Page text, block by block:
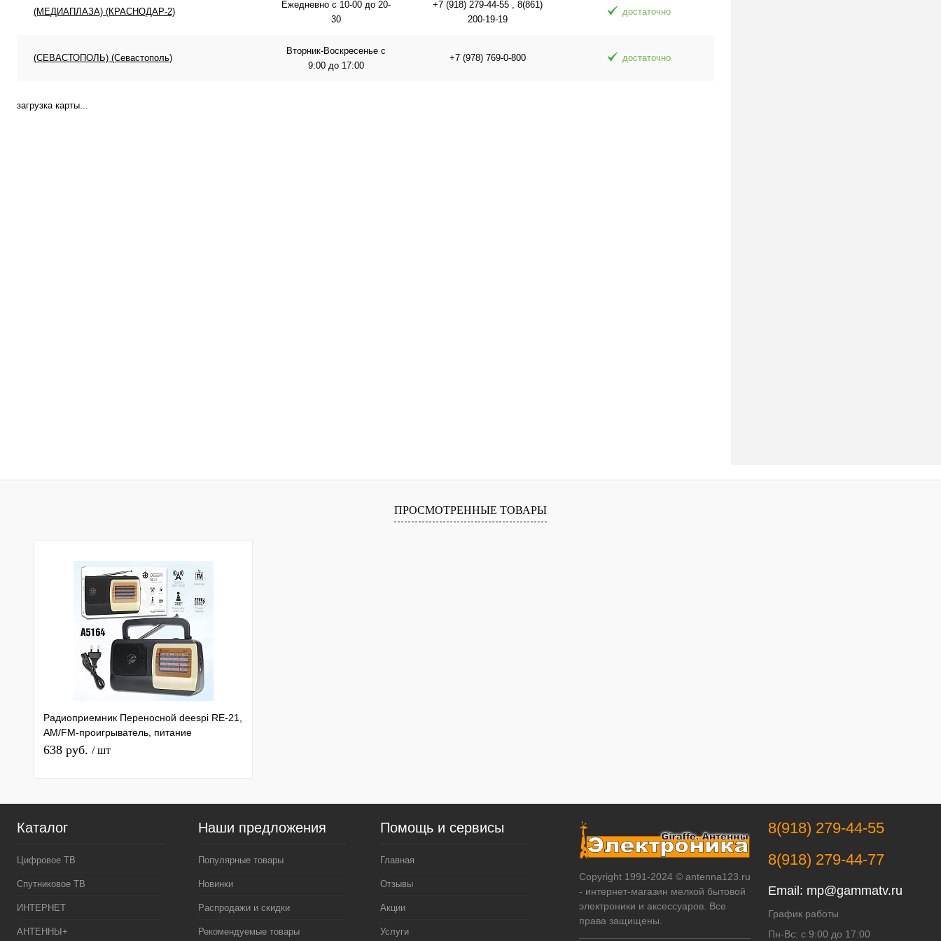
(МЕДИАПЛАЗА) (КРАСНОДАР-2)
Ежедневно с 10-00 до 20-
30
+7 (918) 279-44-55 , 8(861)
200-19-19
достаточно
(СЕВАСТОПОЛЬ) (Севастополь)
Вторник-Воскресенье с
9:00 до 17:00
+7 (978) 769-0-800 достаточно
загрузка карты...
ПРОСМОТРЕННЫЕ ТОВАРЫ
Радиоприемник Переносной deespi RE-21,
AM/FM-проигрыватель, питание
аккумулятор/220В AM/FM/SW1-2/TV
638 руб. / шт
Каталог
Цифровое ТВ
Спутниковое ТВ
ИНТЕРНЕТ
АНТЕННЫ+
Наши предложения
Популярные товары
Новинки
Распродажи и скидки
Рекомендуемые товары
Помощь и сервисы
Главная
Отзывы
Акции
Услуги
Copyright 1991-2024 © antenna123.ru
- интернет-магазин мелкой бытовой
электроники и аксессуаров. Все
права защищены.
8(918) 279-44-55
8(918) 279-44-77
Email: mp@gammatv.ru
График работы
Пн-Вс: с 9:00 до 17:00